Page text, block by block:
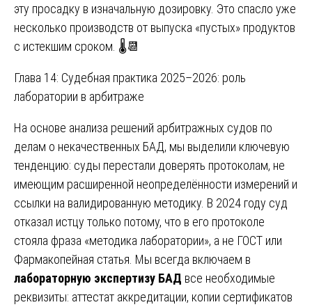
эту просадку в изначальную дозировку. Это спасло уже
несколько производств от выпуска «пустых» продуктов
с истекшим сроком. 🌡️📆
Глава 14: Судебная практика 2025–2026: роль
лаборатории в арбитраже
На основе анализа решений арбитражных судов по
делам о некачественных БАД, мы выделили ключевую
тенденцию: суды перестали доверять протоколам, не
имеющим расширенной неопределённости измерений и
ссылки на валидированную методику. В 2024 году суд
отказал истцу только потому, что в его протоколе
стояла фраза «методика лаборатории», а не ГОСТ или
Фармакопейная статья. Мы всегда включаем в
лабораторную экспертизу БАД все необходимые
реквизиты: аттестат аккредитации, копии сертификатов